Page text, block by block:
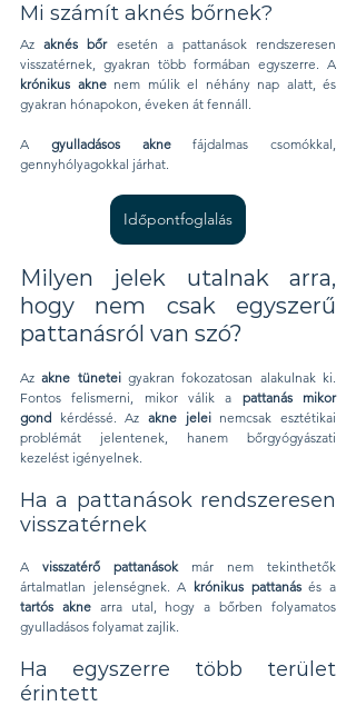
Mi számít aknés bőrnek?
Az aknés bőr esetén a pattanások rendszeresen
krónikus akne nem múlik el néhány nap alatt, és
gyakran hónapokon, éveken át fennáll.
A gyulladásos akne fájdalmas csomókkal,
gennyhólyagokkal járhat.
Időpontfoglalás
Milyen jelek utalnak arra,
hogy nem csak egyszerű
pattanásról van szó?
Az akne tünetei gyakran fokozatosan alakulnak ki.
Fontos felismerni, mikor válik a pattanás mikor
gond kérdéssé. Az akne jelei nemcsak esztétikai
problémát jelentenek, hanem bőrgyógyászati
kezelést igényelnek.
Ha a pattanások rendszeresen
visszatérnek
A visszatérő pattanások már nem tekinthetők
ártalmatlan jelenségnek. A krónikus pattanás
tartós akne arra utal, hogy a bőrben folyamatos
gyulladásos folyamat zajlik.
Ha egyszerre több terület
érintett